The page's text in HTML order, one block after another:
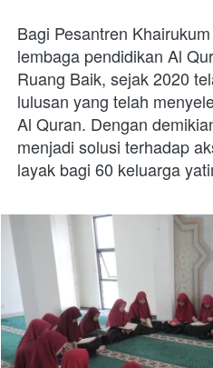
Bagi Pesantren
lembaga pendidikan Al
Ruang Baik, sejak 2020
lulusan yang telah
Al Quran. Dengan
menjadi solusi terhadap
layak bagi 60 keluarga